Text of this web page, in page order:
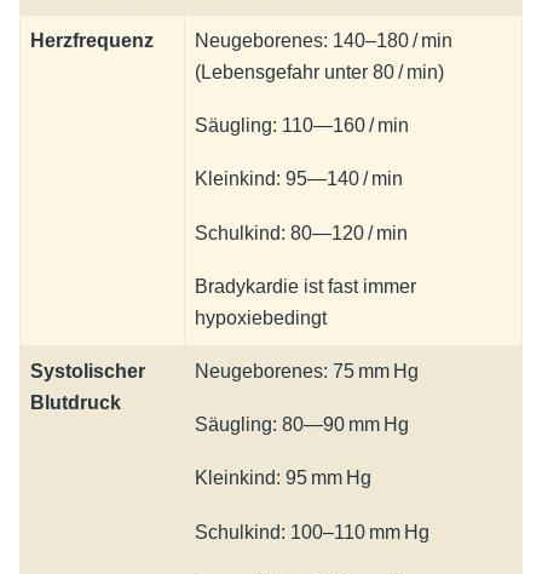
Herzfrequenz
Neugeborenes: 140–180 / min
(Lebensgefahr unter 80 / min)
Säugling: 110—160 / min
Kleinkind: 95—140 / min
Schulkind: 80—120 / min
Bradykardie ist fast immer
hypoxiebedingt
Systolischer
Blutdruck
Neugeborenes: 75 mm Hg
Säugling: 80—90 mm Hg
Kleinkind: 95 mm Hg
Schulkind: 100–110 mm Hg